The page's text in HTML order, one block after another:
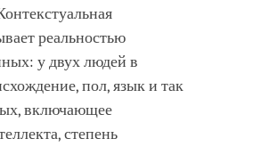
реальностью
у двух людей в
пол, язык и так
включающее
степень